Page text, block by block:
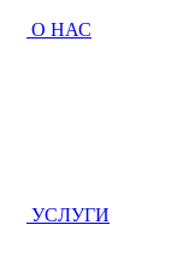
О НАС
УСЛУГИ